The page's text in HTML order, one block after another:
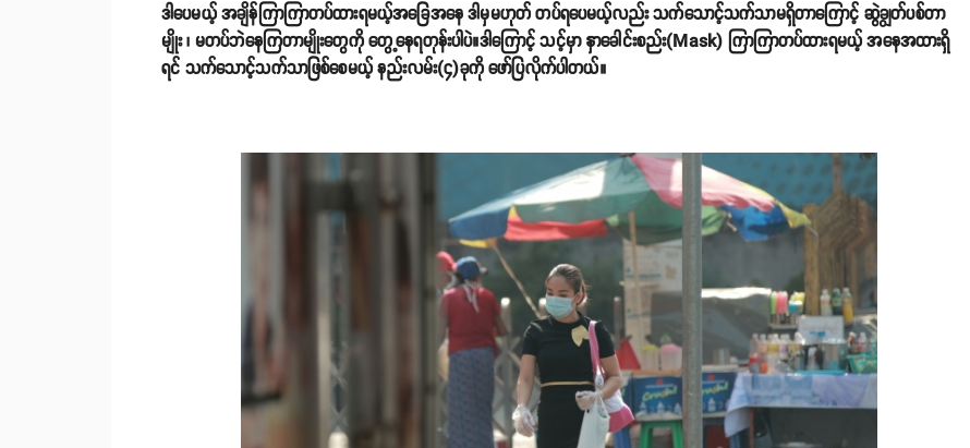
ဒါပေမယ့် အချိန်ကြာကြာတပ်ထားရမယ့်အခြေအနေ ဒါမှမဟုတ် တပ်ရပေမယ့်လည်း သက်သောင့်သက်သာမရှိတာကြောင့် ဆွဲချွတ်ပစ်တာ
မျိုး ၊ မတပ်ဘဲနေကြတာမျိုးတွေကို တွေ့နေရတုန်းပါပဲ။ဒါကြောင့် သင့်မှာ နှာခေါင်းစည်း(Mask) ကြာကြာတပ်ထားရမယ့် အနေအထားရှိ
ရင် သက်သောင့်သက်သာဖြစ်စေမယ့် နည်းလမ်း(၄)ခုကို ဖော်ပြလိုက်ပါတယ်။